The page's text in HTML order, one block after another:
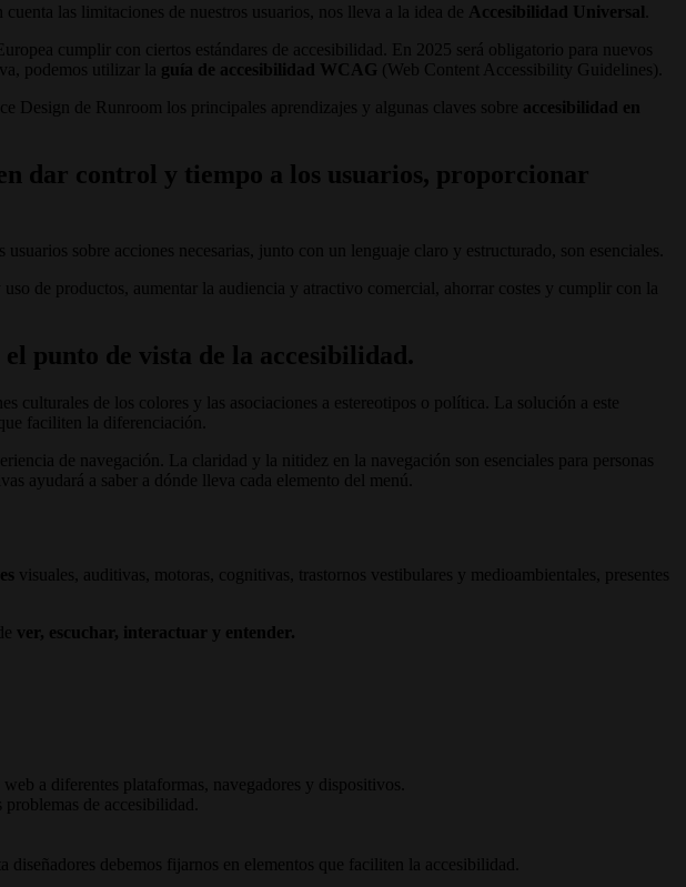
cuenta las limitaciones de nuestros usuarios, nos lleva a la idea de Accesibilidad Universal
cumplir con ciertos estándares de accesibilidad. En 2025 será obligatorio para nuevos
podemos utilizar la guía de accesibilidad WCAG (Web Content Accessibility Guidelines).
Design de Runroom los principales aprendizajes y algunas claves sobre accesibilidad en
dar control y tiempo a los usuarios, proporcionar
sobre acciones necesarias, junto con un lenguaje claro y estructurado, son esenciales.
de productos, aumentar la audiencia y atractivo comercial, ahorrar costes y cumplir con la
punto de vista de la accesibilidad.
culturales de los colores y las asociaciones a estereotipos o política. La solución a este
faciliten la diferenciación.
de navegación. La claridad y la nitidez en la navegación son esenciales para personas
ayudará a saber a dónde lleva cada elemento del menú.
visuales, auditivas, motoras, cognitivas, trastornos vestibulares y medioambientales, presentes
ver, escuchar, interactuar y entender.
a diferentes plataformas, navegadores y dispositivos.
de accesibilidad.
debemos fijarnos en elementos que faciliten la accesibilidad.